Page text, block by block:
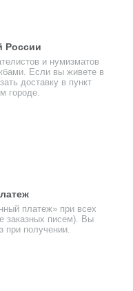
России
и нумизматов
Если вы живете в
доставку в пункт
городе.
платеж» при всех
заказных писем). Вы
при получении.